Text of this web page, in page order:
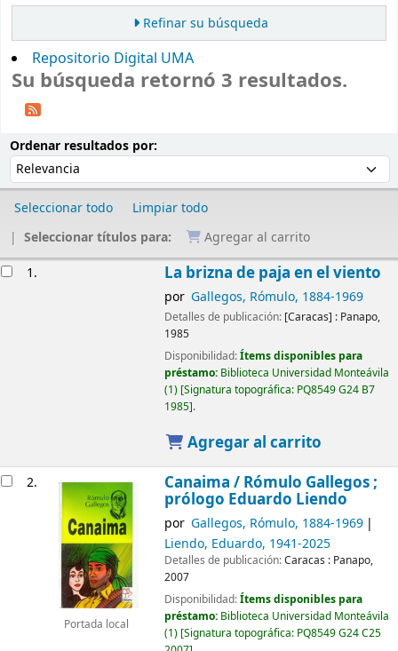
Refinar su búsqueda
Repositorio Digital UMA
Su búsqueda retornó 3 resultados.
Ordenar resultados por:
Seleccionar todo
Limpiar todo
Seleccionar títulos para:
Agregar al carrito
1. La brizna de paja en el viento
por Gallegos, Rómulo, 1884-1969
Detalles de publicación: [Caracas] : Panapo,
1985
Disponibilidad:Ítems disponibles para
préstamo: Biblioteca Universidad Monteávila
(1) Signatura topográfica: PQ8549 G24 B7
1985 .
Agregar al carrito
2.
Portada local
Canaima / Rómulo Gallegos ;
prólogo Eduardo Liendo
por Gallegos, Rómulo, 1884-1969
Liendo, Eduardo, 1941-2025
Detalles de publicación:Caracas : Panapo,
2007
Disponibilidad:Ítems disponibles para
préstamo: Biblioteca Universidad Monteávila
(1) Signatura topográfica: PQ8549 G24 C25